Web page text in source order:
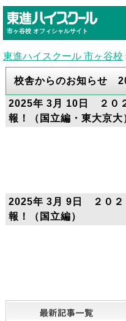
市ヶ谷校 オフィシャルサイト
東進ハイスクール 市ヶ谷校
校舎からのお知らせ
2025年 3月 10日 ２０
報！（国立編・東大京大
2025年 3月 9日 ２０
報！（国立編）